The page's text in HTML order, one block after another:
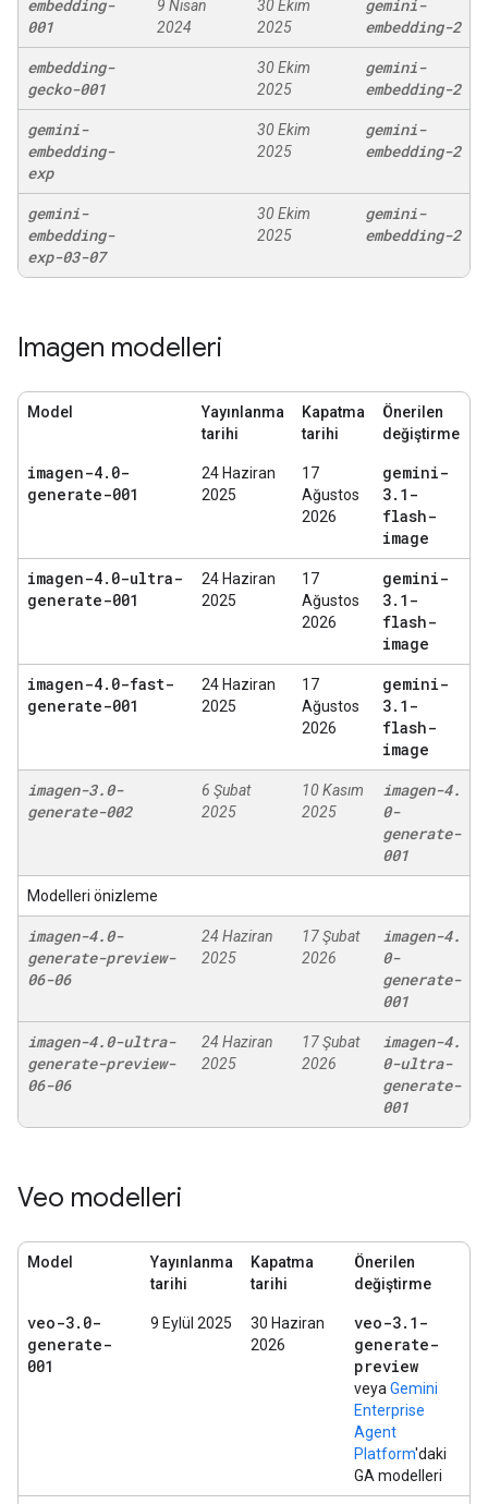
embedding-
001
9 Nisan
2024
30 Ekim
2025
gemini-
embedding-2
embedding-
gecko-001
30 Ekim
2025
gemini-
embedding-2
gemini-
embedding-
exp
30 Ekim
2025
gemini-
embedding-2
gemini-
embedding-
exp-03-07
30 Ekim
2025
gemini-
embedding-2
Imagen modelleri
Model
Yayınlanma
tarihi
Kapatma
tarihi
Önerilen
değiştirme
imagen-4. 0-
generate-001
24 Haziran
2025
17
Ağustos
2026
gemini-
3. 1-
flash-
image
imagen-4. 0-ultra-
generate-001
24 Haziran
2025
17
Ağustos
2026
gemini-
3. 1-
flash-
image
imagen-4. 0-fast-
generate-001
24 Haziran
2025
17
Ağustos
2026
gemini-
3. 1-
flash-
image
imagen-3.0-
generate-002
6 Şubat
2025
10 Kasım
2025
imagen-4.
0-
generate-
001
Modelleri önizleme
imagen-4.0-
generate-preview-
06-06
24 Haziran
2025
17 Şubat
2026
imagen-4.
0-
generate-
001
imagen-4.0-ultra-
generate-preview-
06-06
24 Haziran
2025
17 Şubat
2026
imagen-4.
0-ultra-
generate-
001
Veo modelleri
Model
Yayınlanma
tarihi
Kapatma
tarihi
Önerilen
değiştirme
veo-3. 0-
generate-
001
9 Eylül 2025
30 Haziran
2026
veo-3. 1-
generate-
preview
veya Gemini
Enterprise
Agent
Platform'daki
GA modelleri